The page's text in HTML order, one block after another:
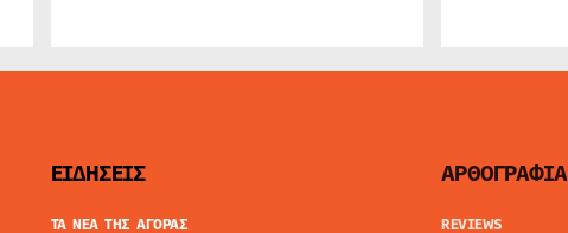
ΕΙΔΗΣΕΙΣ
ΤΑ ΝΕΑ ΤΗΣ ΑΓΟΡΑΣ
ΑΡΘΟΓΡΑΦΙΑ
REVIEWS